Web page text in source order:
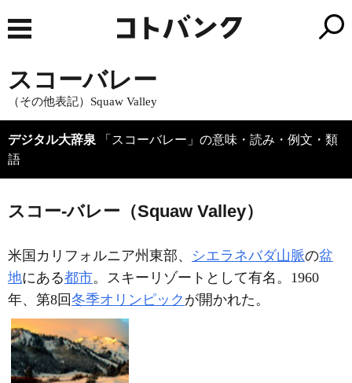
スコーバレー
（その他表記）Squaw Valley
デジタル大辞泉 「スコーバレー」の意味・読み・例文・類
語
スコー‐バレー（Squaw Valley）
米国カリフォルニア州東部、 シエラネバダ山脈の盆
地にある都市。スキーリゾートとして有名。1960
年、第8回冬季オリンピック が開かれた。